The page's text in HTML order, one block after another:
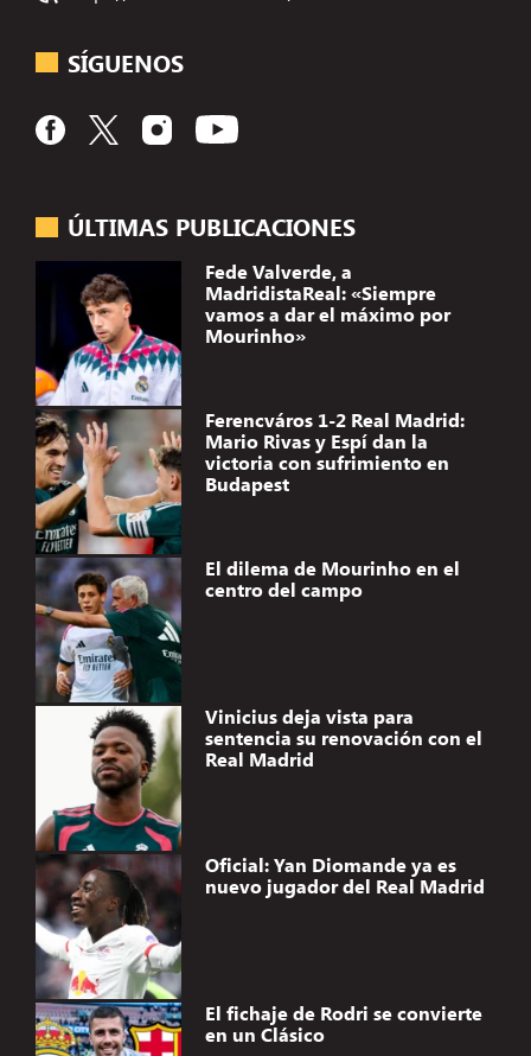
ÚLTIMAS PUBLICACIONES
Fede Valverde, a
MadridistaReal: «Siempre
vamos a dar el máximo por
Mourinho»
Ferencváros 1-2 Real Madrid:
Mario Rivas y Espí dan la
victoria con sufrimiento en
Budapest
El dilema de Mourinho en el
centro del campo
Vinicius deja vista para
sentencia su renovación con el
Real Madrid
Oficial: Yan Diomande ya es
nuevo jugador del Real Madrid
El fichaje de Rodri se convierte
en un Clásico
SÍGUENOS